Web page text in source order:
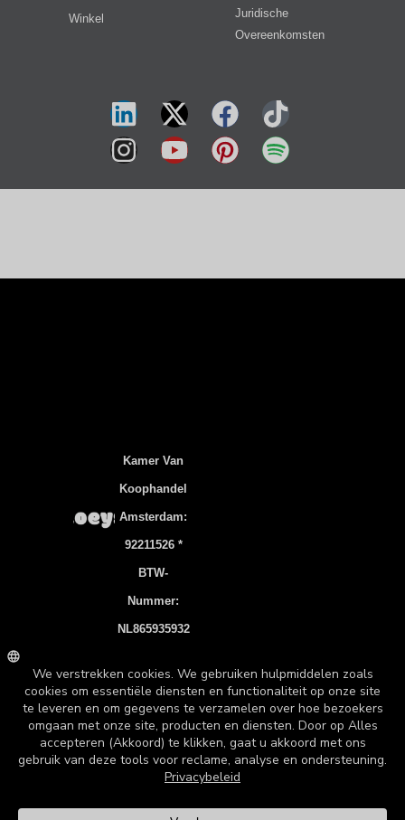
Winkel
Juridische
Overeenkomsten
Kamer Van
Koophandel
Amsterdam:
92211526 *
BTW-
Nummer:
NL865935932
Bankrekening
: NL83 INGB
0106 7536 22
©2026